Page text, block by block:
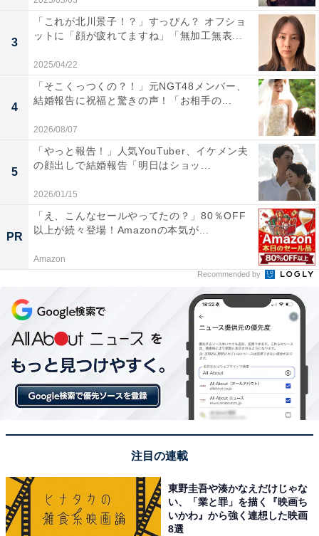
3
「これが北川景子！？」すっぴん？ オフショ
ットに「顔が疲れてますね」「無加工無表...
2025/04/22
4
「そこくっつくの？！」元NGT48メンバー、
結婚報告に祝福と驚きの声！「お相手の...
2026/08/07
5
「やっと報告！」人気YouTuber、イケメン夫
の顔出しで結婚報告「明日はショッ...
2026/01/15
PR
「え、こんなセールやってたの？」80％OFF
以上が続々登場！Amazonの本気が...
Amazon
Recommended by
注目の連載
東野圭吾や湊かなえだけじゃな
い、「業と罪」を描く『映画ち
いかわ』から強く連想した映画
8選